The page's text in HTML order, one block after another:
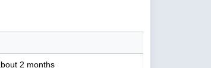
2 months